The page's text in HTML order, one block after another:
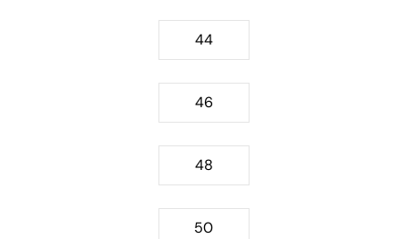
44
46
48
50